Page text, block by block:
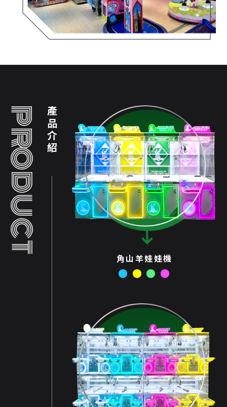
PRODUCT 產品介紹
角山羊娃娃機